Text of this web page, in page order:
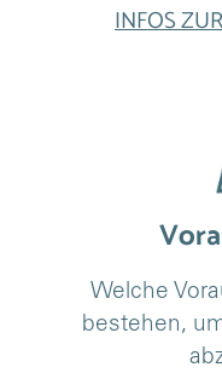
INFOS
Welche
bestehen,